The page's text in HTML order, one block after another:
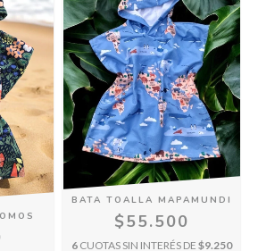
BATA TOALLA MAPAMUNDI
$55.500
6 CUOTAS SIN INTERÉS DE $9.250